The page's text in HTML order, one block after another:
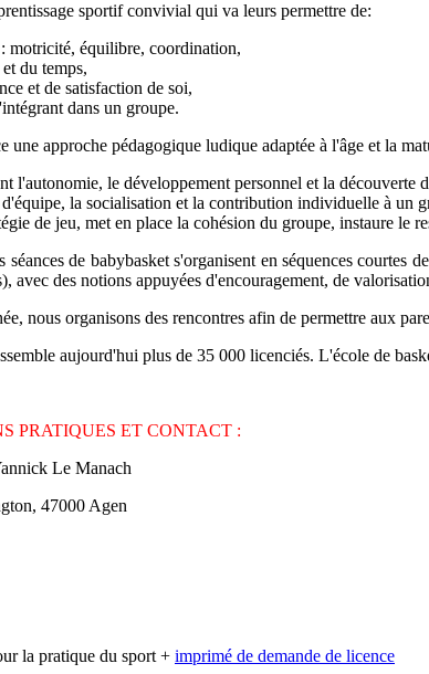
sportif convivial qui va leurs permettre de:
motricité, équilibre, coordination,
du temps,
et de satisfaction de soi,
dans un groupe.
une approche pédagogique ludique adaptée à l'âge et la
l'autonomie, le développement personnel et la découverte
la socialisation et la contribution individuelle à un
de jeu, met en place la cohésion du groupe, instaure le
séances de babybasket s'organisent en séquences
avec des notions appuyées d'encouragement, de
nous organisons des rencontres afin de permettre aux
aujourd'hui plus de 35 000 licenciés. L'école de
PRATIQUES ET CONTACT :
Le Manach
47000 Agen
la pratique du sport + imprimé de demande de licence